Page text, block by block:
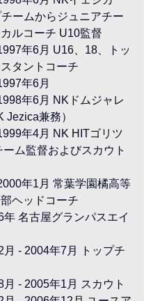
ルコーチ U10監督
年6月 U16、18、トッ
タントコーチ
年6月
年6月 NKドムジャレ
Jezica兼務）
年4月 NK HITゴリツ
ーム監督およびスカウト
年1月 常葉学園橘高等
ヘッドコーチ
年 名古屋グランパスエイ
月 - 2005年1月 スカウト